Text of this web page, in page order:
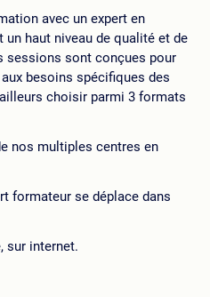
avec un expert en
haut niveau de qualité et de
sessions sont conçues pour
besoins spécifiques des
choisir parmi 3 formats
nos multiples centres en
formateur se déplace dans
sur internet.